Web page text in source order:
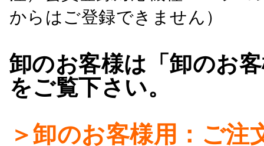
からはご登録できません）
卸のお客様は「卸のお
をご覧下さい。
＞卸のお客様用：ご注